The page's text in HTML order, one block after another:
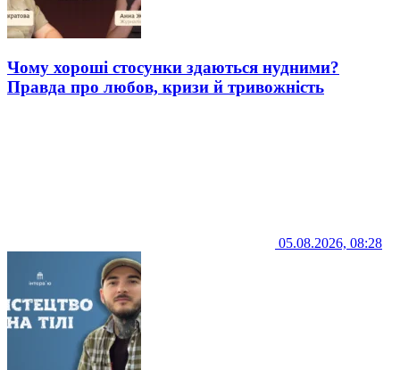
Чому хороші стосунки здаються нудними?
Правда про любов, кризи й тривожність
05.08.2026, 08:28